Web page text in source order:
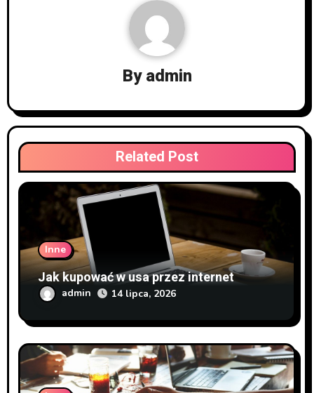
Byadmin
Related Post
Inne
Jak kupować w usa przez internet
admin 14 lipca, 2026